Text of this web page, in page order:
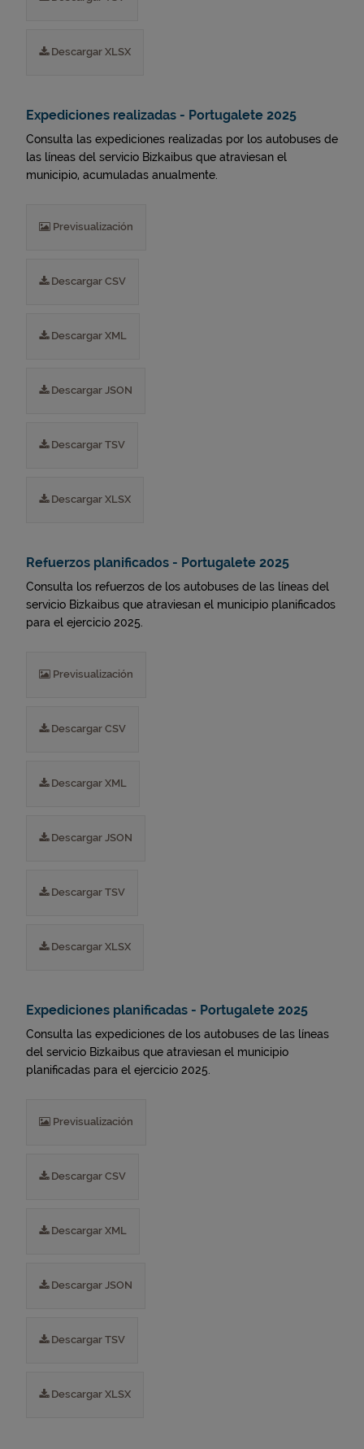
Descargar XLSX
Expediciones realizadas - Portugalete 2025
Consulta las expediciones realizadas por los autobuses de
las líneas del servicio Bizkaibus que atraviesan el
municipio, acumuladas anualmente.
Previsualización
Descargar CSV
Descargar XML
Descargar JSON
Descargar TSV
Descargar XLSX
Refuerzos planificados - Portugalete 2025
Consulta los refuerzos de los autobuses de las líneas del
servicio Bizkaibus que atraviesan el municipio planificados
para el ejercicio 2025.
Previsualización
Descargar CSV
Descargar XML
Descargar JSON
Descargar TSV
Descargar XLSX
Expediciones planificadas - Portugalete 2025
Consulta las expediciones de los autobuses de las líneas
del servicio Bizkaibus que atraviesan el municipio
planificadas para el ejercicio 2025.
Previsualización
Descargar CSV
Descargar XML
Descargar JSON
Descargar TSV
Descargar XLSX